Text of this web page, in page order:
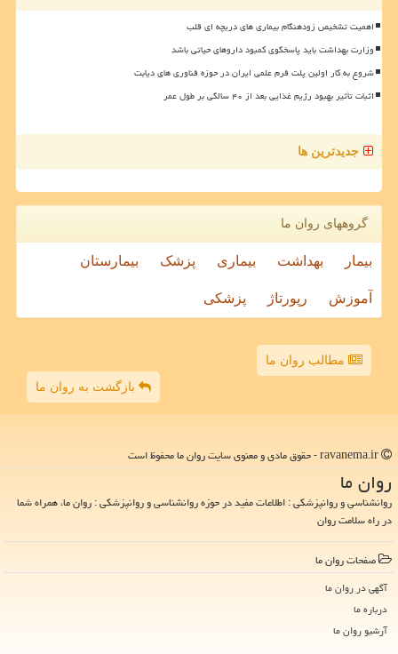
اهمیت تشخیص زودهنگام بیماری های دریچه ای قلب
وزارت بهداشت باید پاسخگوی کمبود داروهای حیاتی باشد
شروع به کار اولین پلت فرم علمی ایران در حوزه فناوری های دیابت
اثبات تأثیر بهبود رژیم غذایی بعد از ۴۰ سالگی بر طول عمر
جدیدترین ها
گروههای روان ما
بیمار بهداشت بیماری پزشک بیمارستان
آموزش رپورتاژ پزشکی
مطالب روان ما
بازگشت به روان ما
روان ما
روانشناسی و روانپزشکی : اطلاعات مفید در حوزه روانشناسی و روانپزشکی : روان ما، همراه شما
در راه سلامت روان
صفحات روان ما
آگهی در روان ما
درباره ما
آرشیو روان ما